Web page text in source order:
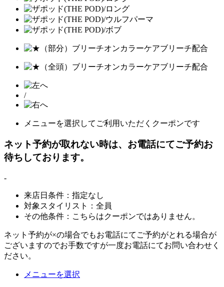
/
メニューを選択してご利用いただくクーポンです
ネット予約が取れない時は、お電話にてご予約お
待ちしております。
-
来店日条件： 指定なし
対象スタイリスト： 全員
その他条件： こちらはクーポンではありません。
ネット予約が×の場合でもお電話にてご予約がとれる場合が
ございますのでお手数ですが一度お電話にてお問い合わせく
ださい。
メニューを選択